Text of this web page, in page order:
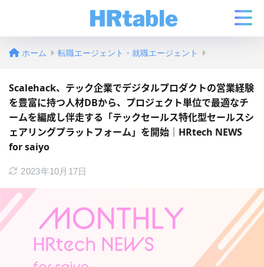
ホーム 転職エージェント・就職エージェント
Scalehack、テック企業でデジタルプロダクトの営業経験
を豊富に持つ人材DBから、プロジェクト単位で最適なチ
ームを編成し伴走する「テックセールス特化型セールスシ
ェアリングプラットフォーム」を開始｜HRtech NEWS
for saiyo
2023年10月17日